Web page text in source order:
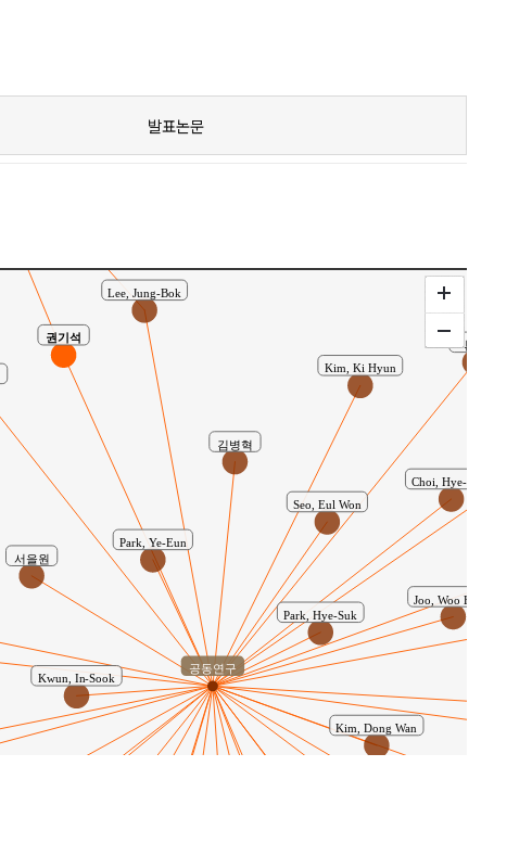
발표논문
박혜숙
Park, Ye-Eun
김병혁
Kwun, In-Sook
Kim, Ki Hyun
Kim, Dong Wan
Joo, Woo Hong
Choi, Hye-Jung
Seo, Eul Won
Lee, Jung-Bok
서을원
Park, Hye-Suk
권기석
공동연구